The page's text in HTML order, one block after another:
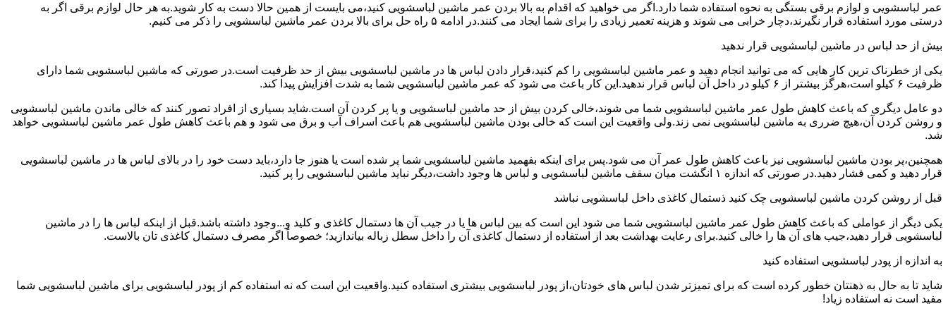
عمر لباسشویی و لوازم برقی بستگی به نحوه استفاده شما دارد.اگر می خواهید که اقدام به بالا بردن عمر ماشین لباسشویی کنید،می بایست از همین حالا دست به کار شوید.به هر حال لوازم برقی اگر به
درستی مورد استفاده قرار نگیرند،دچار خرابی می شوند و هزینه تعمیر زیادی را برای شما ایجاد می کنند.در ادامه ۵ راه حل برای بالا بردن عمر ماشین لباسشویی را ذکر می کنیم.
بیش از حد لباس در ماشین لباسشویی قرار ندهید
یکی از خطرناک ترین کار هایی که می توانید انجام دهید و عمر ماشین لباسشویی را کم کنید،قرار دادن لباس ها در ماشین لباسشویی بیش از حد ظرفیت است.در صورتی که ماشین لباسشویی شما دارای
ظرفیت ۶ کیلو است،هرگز بیشتر از ۶ کیلو در داخل آن لباس قرار ندهید.این کار باعث می شود که عمر ماشین لباسشویی شما به شدت افزایش پیدا کند.
دو عامل دیگری که باعث کاهش طول عمر ماشین لباسشویی شما می شوند،خالی کردن بیش از حد ماشین لباسشویی و یا پر کردن آن است.شاید بسیاری از افراد تصور کنند که خالی ماندن ماشین لباسشویی
و روشن کردن آن،هیچ ضرری به ماشین لباسشویی نمی زند.ولی واقعیت این است که خالی بودن ماشین لباسشویی هم باعث اسراف آب و برق می شود و هم باعث کاهش طول عمر ماشین لباسشویی خواهد
شد.
همچنین،پر بودن ماشین لباسشویی نیز باعث کاهش طول عمر آن می شود.پس برای اینکه بفهمید ماشین لباسشویی شما پر شده است یا هنوز جا دارد،باید دست خود را در بالای لباس ها در ماشین لباسشویی
قرار دهید و کمی فشار دهید.در صورتی که اندازه ۱ انگشت میان سقف ماشین لباسشویی و لباس ها وجود داشت،دیگر نباید ماشین لباسشویی را پر کنید.
قبل از روشن کردن ماشین لباسشویی چک کنید ذستمال کاغذی داخل لباسشویی نباشد
یکی دیگر از عواملی که باعث کاهش طول عمر ماشین لباسشویی شما می شود این است که بین لباس ها یا در جیب آن ها دستمال کاغذی و کلید و...وجود داشته باشد.قبل از اینکه لباس ها را در ماشین
لباسشویی قرار دهید،جیب های آن ها را خالی کنید.برای رعایت بهداشت بعد از استفاده از دستمال کاغذی آن را داخل سطل زباله بیاندازید؛ خصوصاً اگر مصرف دستمال کاغذی تان بالاست.
به اندازه از پودر لباسشویی استفاده کنید
شاید تا به حال به ذهنتان خطور کرده است که برای تمیزتر شدن لباس های خودتان،از پودر لباسشویی بیشتری استفاده کنید.واقعیت این است که نه استفاده کم از پودر لباسشویی برای ماشین لباسشویی شما
مفید است نه استفاده زیاد!